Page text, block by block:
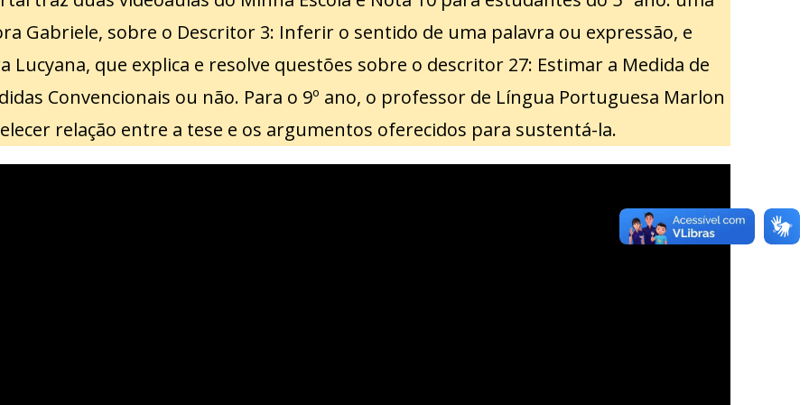
Gabriele, sobre o Descritor 3: Inferir o sentido de uma palavra ou expressão, e
que explica e resolve questões sobre o descritor 27: Estimar a Medida de
Convencionais ou não. Para o 9º ano, o professor de Língua Portuguesa Marlon
relação entre a tese e os argumentos oferecidos para sustentá-la.